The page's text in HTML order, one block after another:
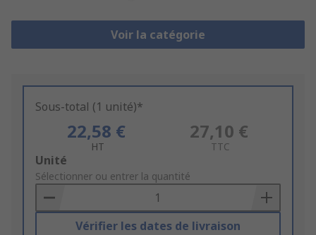
Voir la catégorie
Sous-total (1 unité)*
22,58 €
HT
27,10 €
TTC
Add
to
Basket
Unité
Sélectionner ou entrer la quantité
Vérifier les dates de livraison